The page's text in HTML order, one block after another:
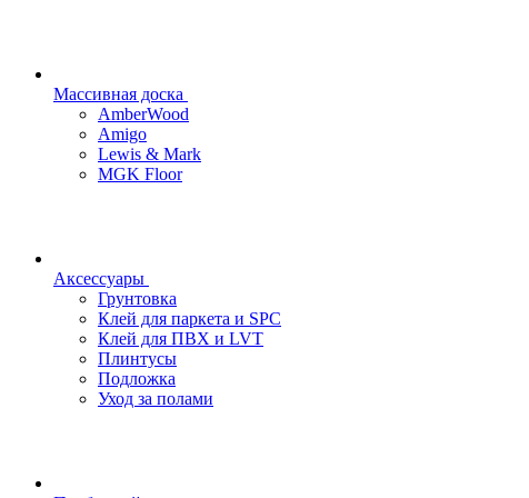
Массивная доска
AmberWood
Amigo
Lewis & Mark
MGK Floor
Аксессуары
Грунтовка
Клей для паркета и SPC
Клей для ПВХ и LVT
Плинтусы
Подложка
Уход за полами